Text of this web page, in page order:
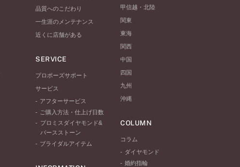
品質へのこだわり
一生涯のメンテナンス
近くに店舗がある
SERVICE
プロポーズサポート
サービス
アフターサービス
ご購入方法・仕上げ日数
プロミスダイヤモンド&
バースストーン
ブライダルアイテム
甲信越・北陸
関東
東海
関西
中国
四国
九州
沖縄
COLUMN
コラム
ダイヤモンド
婚約指輪